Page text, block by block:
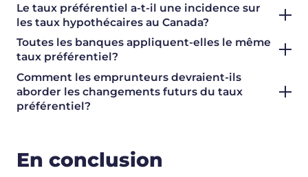
Le taux préférentiel a-t-il une incidence sur
les taux hypothécaires au Canada?
Toutes les banques appliquent-elles le même
taux préférentiel?
Comment les emprunteurs devraient-ils
aborder les changements futurs du taux
préférentiel?
En conclusion